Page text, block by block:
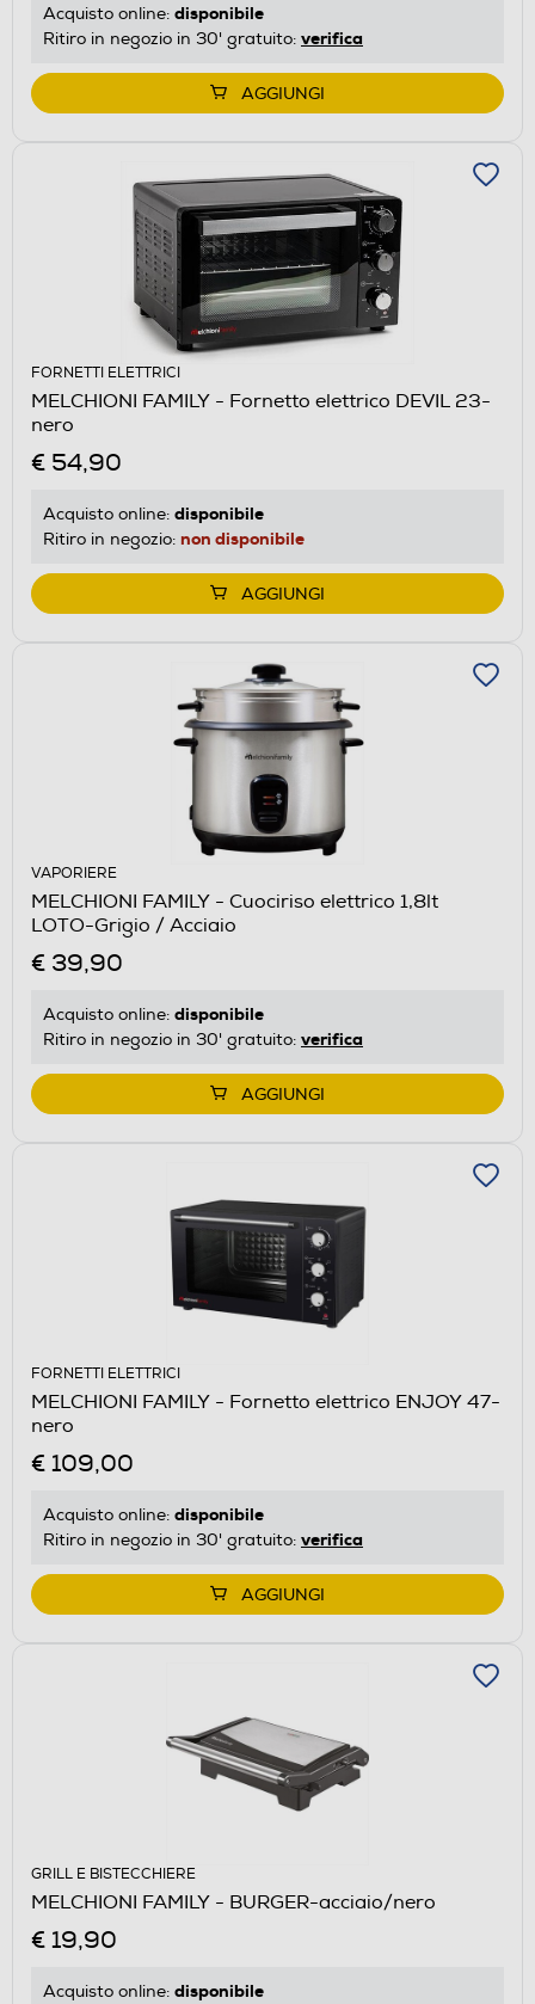
Acquisto online: disponibile
Ritiro in negozio in 30' gratuito: verifica
AGGIUNGI
FORNETTI ELETTRICI
MELCHIONI FAMILY - Fornetto elettrico DEVIL 23-
nero
€ 54,90
Acquisto online: disponibile
Ritiro in negozio: non disponibile
AGGIUNGI
VAPORIERE
MELCHIONI FAMILY - Cuociriso elettrico 1,8lt
LOTO-Grigio / Acciaio
€ 39,90
Acquisto online: disponibile
Ritiro in negozio in 30' gratuito: verifica
AGGIUNGI
FORNETTI ELETTRICI
MELCHIONI FAMILY - Fornetto elettrico ENJOY 47-
nero
€ 109,00
Acquisto online: disponibile
Ritiro in negozio in 30' gratuito: verifica
AGGIUNGI
GRILL E BISTECCHIERE
MELCHIONI FAMILY - BURGER-acciaio/nero
€ 19,90
Acquisto online: disponibile